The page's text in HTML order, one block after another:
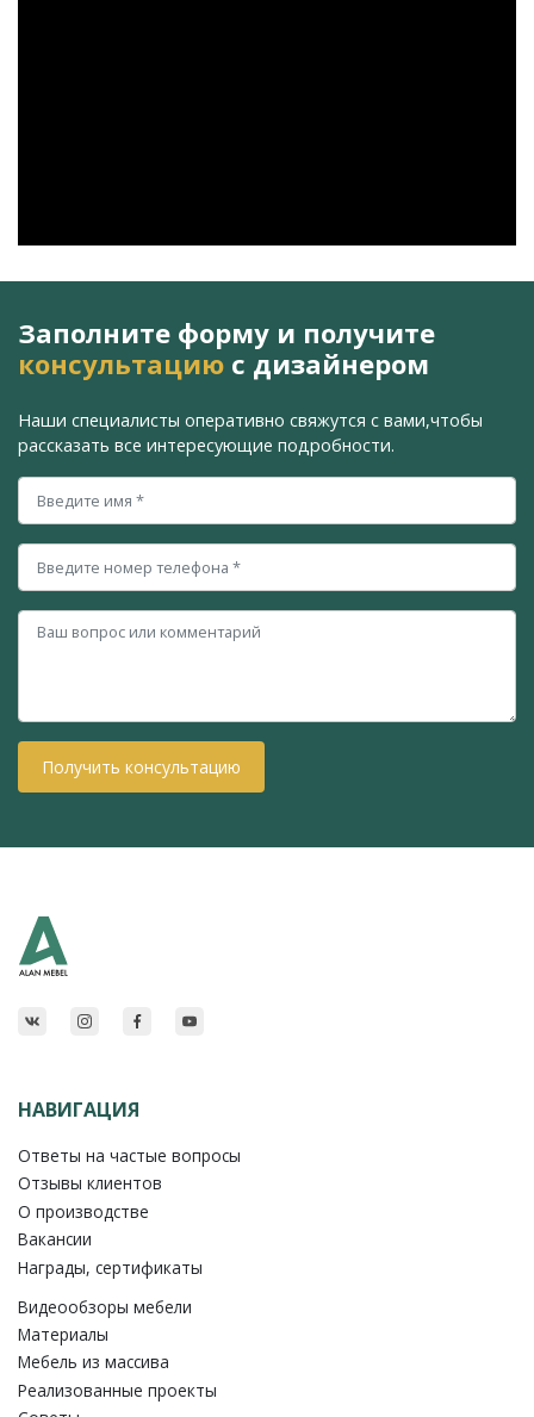
Заполните форму и получите
консультацию с дизайнером
Наши специалисты оперативно свяжутся с вами,чтобы
рассказать все интересующие подробности.
Получить консультацию
НАВИГАЦИЯ
Ответы на частые вопросы
Отзывы клиентов
О производстве
Вакансии
Награды, сертификаты
Видеообзоры мебели
Материалы
Мебель из массива
Реализованные проекты